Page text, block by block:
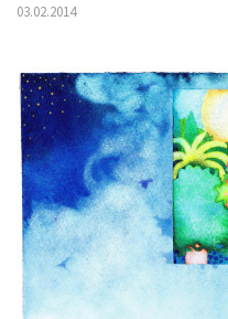
03.02.2014